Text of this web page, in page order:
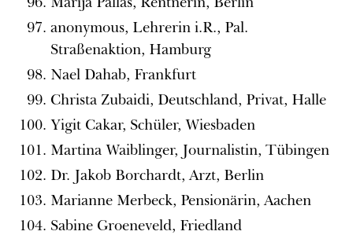
anonymous, Lehrerin i.R., Pal.
Straßenaktion, Hamburg
Nael Dahab, Frankfurt
Christa Zubaidi, Deutschland, Privat, Halle
Yigit Cakar, Schüler, Wiesbaden
Martina Waiblinger, Journalistin, Tübingen
Dr. Jakob Borchardt, Arzt, Berlin
Marianne Merbeck, Pensionärin, Aachen
Sabine Groeneveld, Friedland